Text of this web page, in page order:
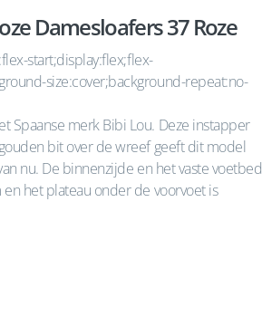
Damesloafers 37 Roze
start;display:flex;flex-
size:cover;background-repeat:no-
Spaanse merk Bibi Lou. Deze instapper
bit over de wreef geeft dit model
nu. De binnenzijde en het vaste voetbed
het plateau onder de voorvoet is